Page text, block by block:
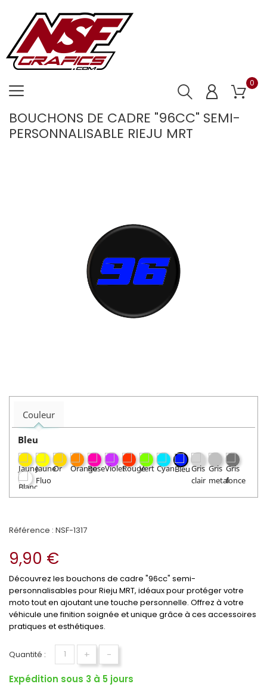
0
BOUCHONS DE CADRE "96CC" SEMI-
PERSONNALISABLE RIEJU MRT
Couleur
Bleu
Référence : NSF-1317
9,90 €
Découvrez les bouchons de cadre "96cc" semi-
personnalisables pour Rieju MRT, idéaux pour protéger votre
moto tout en ajoutant une touche personnelle. Offrez à votre
véhicule une finition soignée et unique grâce à ces accessoires
pratiques et esthétiques.
Quantité : +
-
Expédition sous 3 à 5 jours